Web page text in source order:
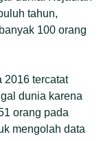
tahun,
100 orang
2016 tercatat
dunia karena
orang pada
mengolah data